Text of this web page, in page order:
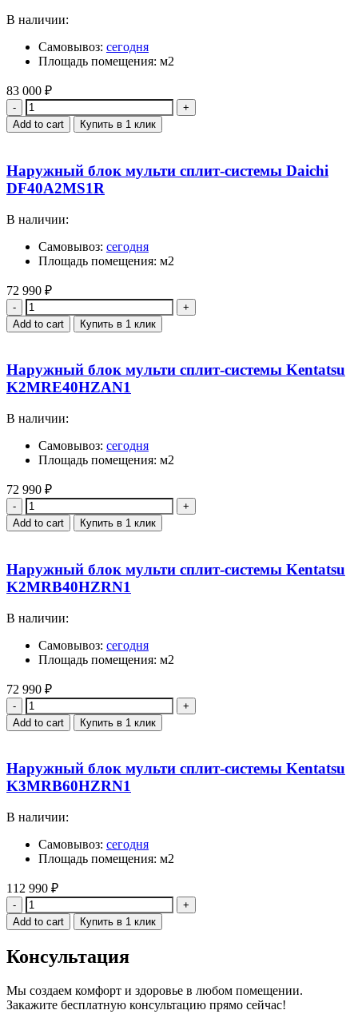
В наличии:
Самовывоз: сегодня
Площадь помещения: м2
83 000 ₽
Quantity
Add to cart Купить в 1 клик
Наружный блок мульти сплит-системы Daichi
DF40A2MS1R
В наличии:
Самовывоз: сегодня
Площадь помещения: м2
72 990 ₽
Quantity
Add to cart Купить в 1 клик
Наружный блок мульти сплит-системы Kentatsu
K2MRE40HZAN1
В наличии:
Самовывоз: сегодня
Площадь помещения: м2
72 990 ₽
Quantity
Add to cart Купить в 1 клик
Наружный блок мульти сплит-системы Kentatsu
K2MRB40HZRN1
В наличии:
Самовывоз: сегодня
Площадь помещения: м2
72 990 ₽
Quantity
Add to cart Купить в 1 клик
Наружный блок мульти сплит-системы Kentatsu
K3MRB60HZRN1
В наличии:
Самовывоз: сегодня
Площадь помещения: м2
112 990 ₽
Quantity
Add to cart Купить в 1 клик
Консультация
Мы создаем комфорт и здоровье в любом помещении.
Закажите бесплатную консультацию прямо сейчас!